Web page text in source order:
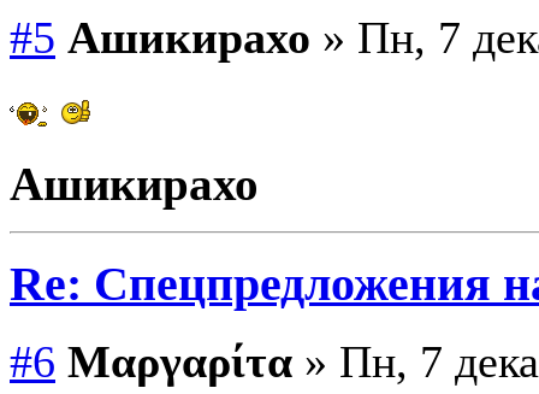
#5 Ашикирахо » Пн, 7
Ашикирахо
Re: Спецпредложения
#6 Μαργαρίτα » Пн, 7